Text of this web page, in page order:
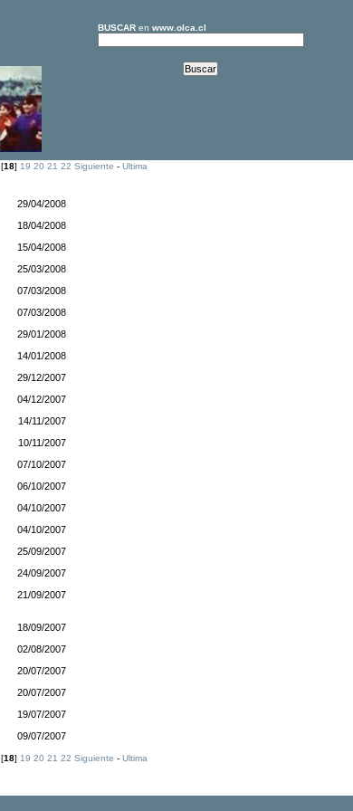
BUSCARen www.olca.cl
[18] 19 20 21 22 Siguiente - Ultima
29/04/2008
18/04/2008
15/04/2008
25/03/2008
07/03/2008
07/03/2008
29/01/2008
14/01/2008
29/12/2007
04/12/2007
14/11/2007
10/11/2007
07/10/2007
06/10/2007
04/10/2007
04/10/2007
25/09/2007
24/09/2007
21/09/2007
18/09/2007
02/08/2007
20/07/2007
20/07/2007
19/07/2007
09/07/2007
[18] 19 20 21 22 Siguiente - Ultima